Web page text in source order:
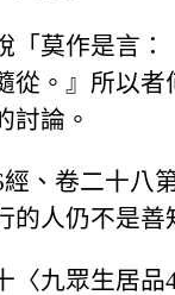
「莫作是言
從。』所以
討論。
經、卷二十
的人仍不是
〈九眾生居